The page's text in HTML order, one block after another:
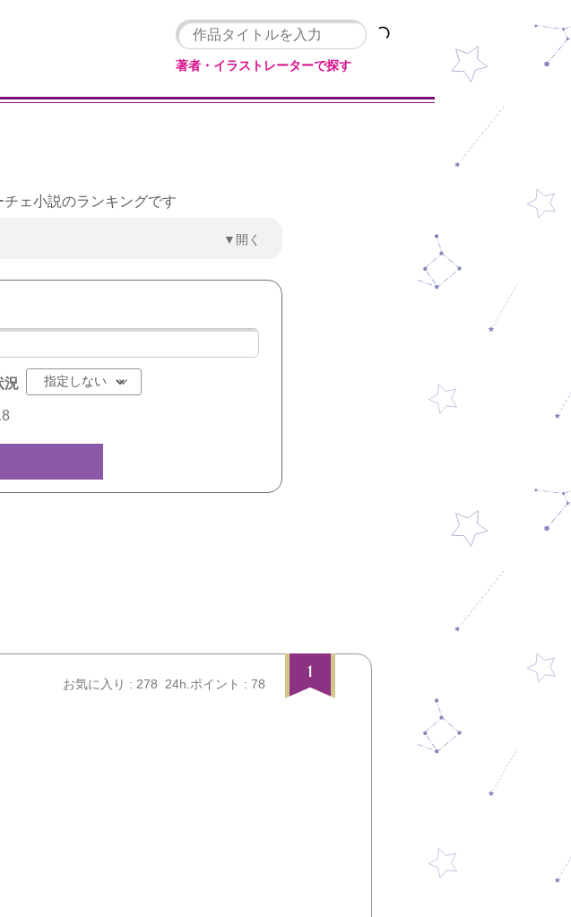
著者・イラストレーターで探す
ェ小説のランキングです
▼開く
況
1
お気に入り : 278 24h.ポイント : 78